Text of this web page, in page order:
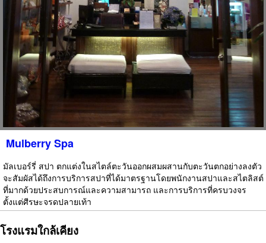
Mulberry Spa
มัลเบอร์รี่ สปา ตกแต่งในสไตล์ตะวันออกผสมผสานกับตะวันตกอย่างลงตัว
จะสัมผัสได้ถึงการบริการสปาที่ได้มาตรฐานโดยพนักงานสปาและสไตลิสต์
ที่มากด้วยประสบการณ์และความสามารถ และการบริการที่ครบวงจร
ตั้งแต่ศีรษะจรดปลายเท้า
โรงแรมใกล้เคียง